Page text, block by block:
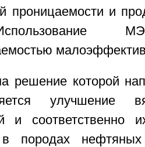
проницаемости и
решение которой
улучшение
и соответственно
в породах